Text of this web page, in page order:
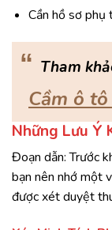
Cần hồ sơ phụ
“ Tham
Cầm ô
Những Lưu Ý
Đoạn dẫn: Trước
bạn nên nhớ một
được xét duyệt